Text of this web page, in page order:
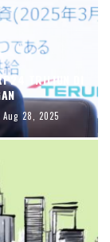
TRILIUN DI
Aug 28, 2025